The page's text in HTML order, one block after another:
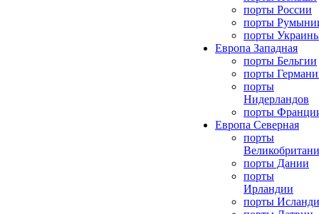
порты России
порты
порты
Европа Западная
порты Бельгии
порты
порты
Нидерландов
порты
Европа Северная
порты
порты Дании
порты
Ирландии
порты